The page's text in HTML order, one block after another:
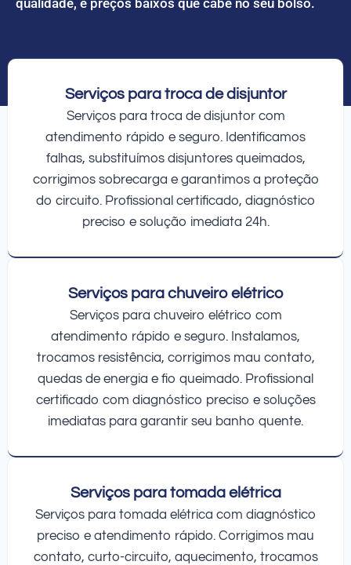
Serviços para troca de disjuntor
Serviços para troca de disjuntor com
atendimento rápido e seguro. Identificamos
falhas, substituímos disjuntores queimados,
corrigimos sobrecarga e garantimos a proteção
do circuito. Profissional certificado, diagnóstico
preciso e solução imediata 24h.
Serviços para chuveiro elétrico
Serviços para chuveiro elétrico com
atendimento rápido e seguro. Instalamos,
trocamos resistência, corrigimos mau contato,
quedas de energia e fio queimado. Profissional
certificado com diagnóstico preciso e soluções
imediatas para garantir seu banho quente.
Serviços para tomada elétrica
Serviços para tomada elétrica com diagnóstico
preciso e atendimento rápido. Corrigimos mau
contato, curto-circuito, aquecimento, trocamos